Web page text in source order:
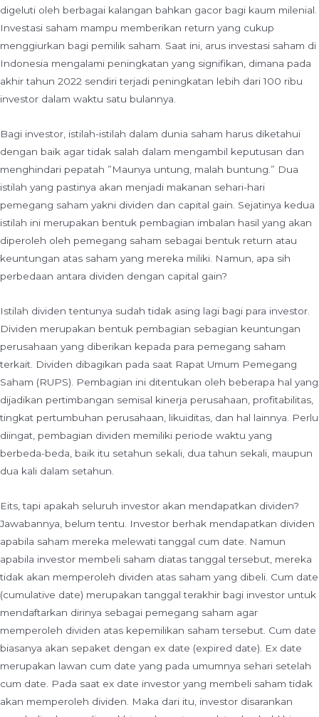
digeluti oleh berbagai kalangan bahkan gacor bagi kaum milenial.
Investasi saham mampu memberikan return yang cukup
menggiurkan bagi pemilik saham. Saat ini, arus investasi saham di
Indonesia mengalami peningkatan yang signifikan, dimana pada
akhir tahun 2022 sendiri terjadi peningkatan lebih dari 100 ribu
investor dalam waktu satu bulannya.
Bagi investor, istilah-istilah dalam dunia saham harus diketahui
dengan baik agar tidak salah dalam mengambil keputusan dan
menghindari pepatah ”Maunya untung, malah buntung.” Dua
istilah yang pastinya akan menjadi makanan sehari-hari
pemegang saham yakni dividen dan capital gain. Sejatinya kedua
istilah ini merupakan bentuk pembagian imbalan hasil yang akan
diperoleh oleh pemegang saham sebagai bentuk return atau
keuntungan atas saham yang mereka miliki. Namun, apa sih
perbedaan antara dividen dengan capital gain?
Istilah dividen tentunya sudah tidak asing lagi bagi para investor.
Dividen merupakan bentuk pembagian sebagian keuntungan
perusahaan yang diberikan kepada para pemegang saham
terkait. Dividen dibagikan pada saat Rapat Umum Pemegang
Saham (RUPS). Pembagian ini ditentukan oleh beberapa hal yang
dijadikan pertimbangan semisal kinerja perusahaan, profitabilitas,
tingkat pertumbuhan perusahaan, likuiditas, dan hal lainnya. Perlu
diingat, pembagian dividen memiliki periode waktu yang
berbeda-beda, baik itu setahun sekali, dua tahun sekali, maupun
dua kali dalam setahun.
Eits, tapi apakah seluruh investor akan mendapatkan dividen?
Jawabannya, belum tentu. Investor berhak mendapatkan dividen
apabila saham mereka melewati tanggal cum date. Namun
apabila investor membeli saham diatas tanggal tersebut, mereka
tidak akan memperoleh dividen atas saham yang dibeli. Cum date
(cumulative date) merupakan tanggal terakhir bagi investor untuk
mendaftarkan dirinya sebagai pemegang saham agar
memperoleh dividen atas kepemilikan saham tersebut. Cum date
biasanya akan sepaket dengan ex date (expired date). Ex date
merupakan lawan cum date yang pada umumnya sehari setelah
cum date. Pada saat ex date investor yang membeli saham tidak
akan memperoleh dividen. Maka dari itu, investor disarankan